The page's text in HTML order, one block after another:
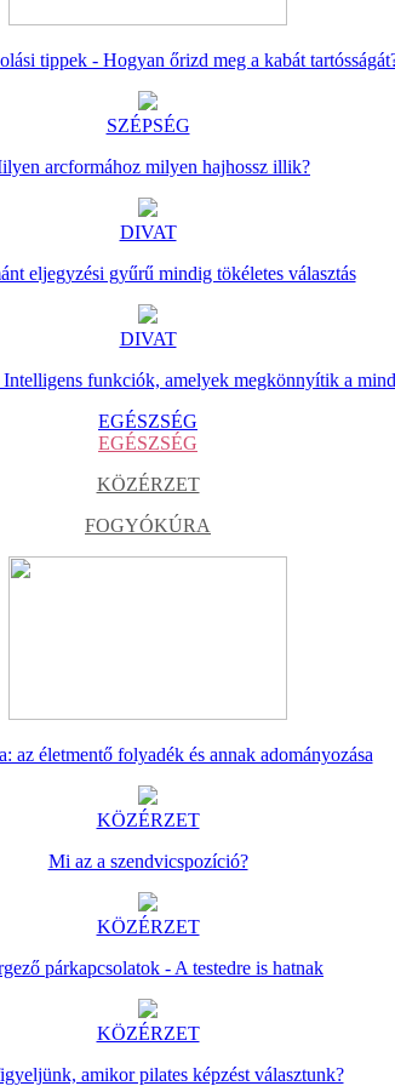
tippek - Hogyan őrizd meg a kabát
SZÉPSÉG
arcformához milyen hajhossz illik?
DIVAT
eljegyzési gyűrű mindig tökéletes választás
DIVAT
funkciók, amelyek megkönnyítik a
EGÉSZSÉG
EGÉSZSÉG
KÖZÉRZET
FOGYÓKÚRA
az életmentő folyadék és annak adományozása
KÖZÉRZET
Mi az a szendvicspozíció?
KÖZÉRZET
párkapcsolatok - A testedre is hatnak
KÖZÉRZET
amikor pilates képzést választunk?